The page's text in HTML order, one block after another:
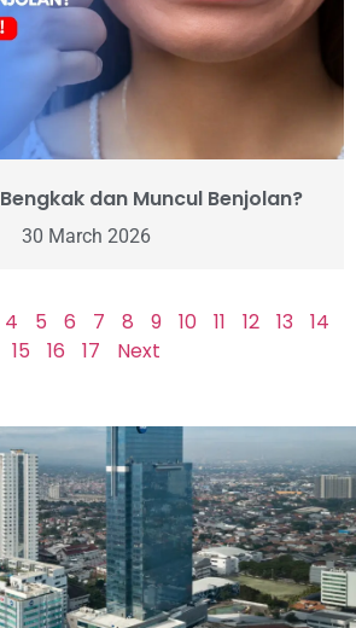
dan Muncul Benjolan?
30 March 2026
4 5 6 7 8 9 10 11 12 13
14
15
16 17 Next